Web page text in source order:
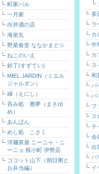
町家バル
一月家
向井酒の店
海老丸
野菜食堂 ななかまど☆
ねこのいえ
鈴丁(すずてい)
MIEL JARDIN（ミエル
ジャルダン）
縁（えにし）
呑み処 雅夢（まさゆ
め）
あんぱん
めし処 こさく
洋麺茶屋 ニーニャ・ニ
ーニョ 桜小町 伊勢店
ココット山下（朔日粥と
お弁当編）
多
ラ
カ
中
カ
ス
和
バ
バ
フ
ス
テ
会
出
バ
イ